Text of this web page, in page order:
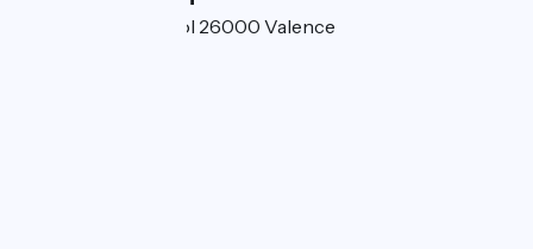
2 rue Chantecouriol 26000 Valence